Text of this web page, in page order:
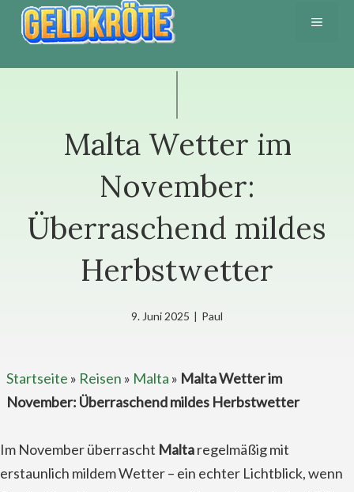
Zum
Inhalt
MENÜ
Malta Wetter im
November:
Überraschend mildes
Herbstwetter
9. Juni 2025 | Paul
Startseite » Reisen » Malta » Malta Wetter im
November: Überraschend mildes Herbstwetter
Im November überrascht Maltaregelmäßig mit
erstaunlich mildem Wetter – ein echter Lichtblick, wenn